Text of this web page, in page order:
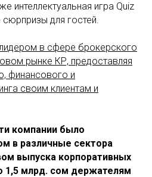
интеллектуальная игра Quiz
сюрпризы для гостей.
в сфере брокерского
рынке КР, предоставляя
финансового и
своим клиентам и
компании было
в различные сектора
выпуска корпоративных
1,5 млрд. сом держателям